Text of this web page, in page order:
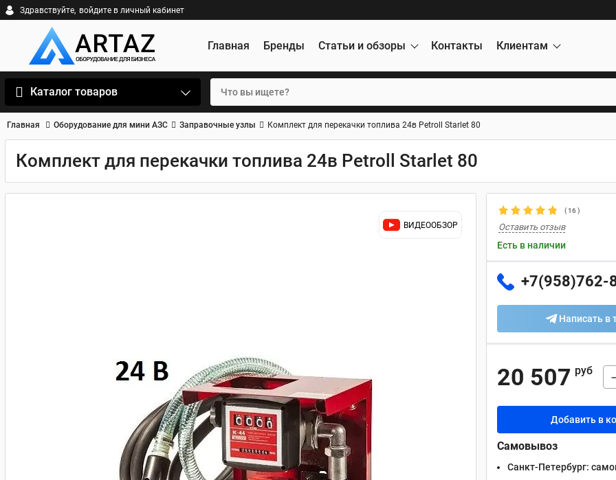
Здравствуйте, войдите в личный кабинет
Главная Бренды Статьи и обзоры Контакты Клиентам
Каталог товаров
Главная Оборудование для мини АЗС Заправочные узлы Комплект для перекачки топлива 24в Petroll Starlet 80
Комплект для перекачки топлива 24в Petroll Starlet 80
ВИДЕООБЗОР
(16)
Оставить отзыв
Есть в наличии
+7(958)762-
Написать в
20 507 руб
Добавить в
Самовывоз
Санкт-Петербург: